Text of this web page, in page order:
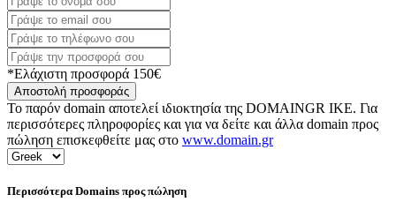
*Ελάχιστη προσφορά 150€
Αποστολή προσφοράς
Το παρόν domain αποτελεί ιδιοκτησία της DOMAINGR ΙΚΕ. Για
περισσότερες πληροφορίες και για να δείτε και άλλα domain προς
πώληση επισκεφθείτε μας στο www.domain.gr
Περισσότερα Domains προς πώληση